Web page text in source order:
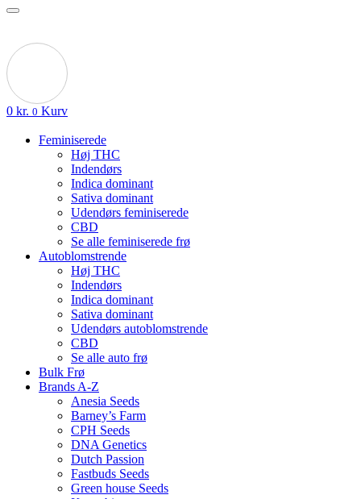
0 kr. 0 Kurv
Feminiserede
Høj THC
Indendørs
Indica dominant
Sativa dominant
Udendørs feminiserede
CBD
Se alle feminiserede frø
Autoblomstrende
Høj THC
Indendørs
Indica dominant
Sativa dominant
Udendørs autoblomstrende
CBD
Se alle auto frø
Bulk Frø
Brands A-Z
Anesia Seeds
Barney’s Farm
CPH Seeds
DNA Genetics
Dutch Passion
Fastbuds Seeds
Green house Seeds